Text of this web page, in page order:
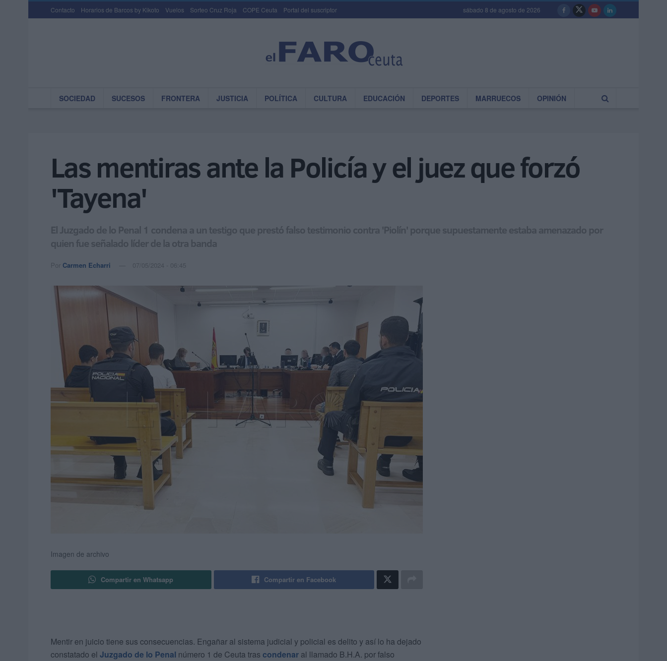
Contacto Horarios de Barcos by Kikoto Vuelos Sorteo Cruz Roja COPE Ceuta Portal del suscriptor sábado 8 de agosto de 2026
SOCIEDAD SUCESOS FRONTERA JUSTICIA POLÍTICA CULTURA EDUCACIÓN DEPORTES MARRUECOS OPINIÓN
Las mentiras ante la Policía y el juez que forzó
'Tayena'
El Juzgado de lo Penal 1 condena a un testigo que prestó falso testimonio contra 'Piolín' porque supuestamente estaba amenazado por
quien fue señalado líder de la otra banda
Por Carmen Echarri 07/05/2024 - 06:45
Imagen de archivo
Compartir en Whatsapp Compartir en Facebook
Mentir en juicio tiene sus consecuencias. Engañar al sistema judicial y policial es delito y así lo ha dejado
constatado el Juzgado de lo Penal número 1 de Ceuta tras condenar al llamado B.H.A. por falso